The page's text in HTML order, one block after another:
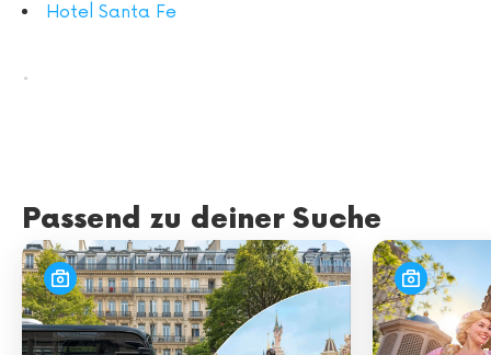
Hotel Santa Fe
.
Passend zu deiner Suche